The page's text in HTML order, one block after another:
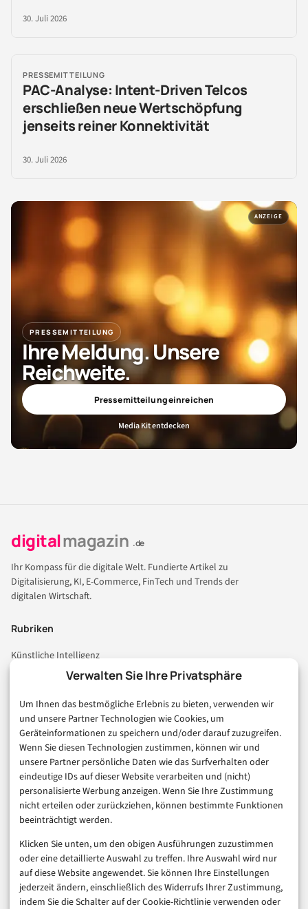
Verwalten Sie Ihre Privatsphäre
Um Ihnen das bestmögliche Erlebnis zu bieten, verwenden wir
und unsere Partner Technologien wie Cookies, um
Geräteinformationen zu speichern und/oder darauf zuzugreifen.
Wenn Sie diesen Technologien zustimmen, können wir und
unsere Partner persönliche Daten wie das Surfverhalten oder
eindeutige IDs auf dieser Website verarbeiten und (nicht)
personalisierte Werbung anzeigen. Wenn Sie Ihre Zustimmung
nicht erteilen oder zurückziehen, können bestimmte Funktionen
beeinträchtigt werden.
Klicken Sie unten, um den obigen Ausführungen zuzustimmen
oder eine detaillierte Auswahl zu treffen. Ihre Auswahl wird nur
auf diese Website angewendet. Sie können Ihre Einstellungen
jederzeit ändern, einschließlich des Widerrufs Ihrer Zustimmung,
indem Sie die Schalter auf der Cookie-Richtlinie verwenden oder
30. Juli 2026
PRESSEMITTEILUNG
PAC-Analyse: Intent-Driven Telcos
erschließen neue Wertschöpfung
jenseits reiner Konnektivität
30. Juli 2026
ANZEIGE
PRESSEMITTEILUNG
Ihre Meldung. Unsere
Reichweite.
Pressemitteilung einreichen
Media Kit entdecken
digitalmagazin .de
Ihr Kompass für die digitale Welt. Fundierte Artikel zu
Digitalisierung, KI, E-Commerce, FinTech und Trends der
digitalen Wirtschaft.
Rubriken
Künstliche Intelligenz
Technologie & IT
Consumer & Digital Life
Marketing
Finanzen & FinTech
Business & Karriere
Sicherheit & Recht
Digitalisierung
Marketing
Magazin
Unsere Redaktion
Werbeformate & Media Kit